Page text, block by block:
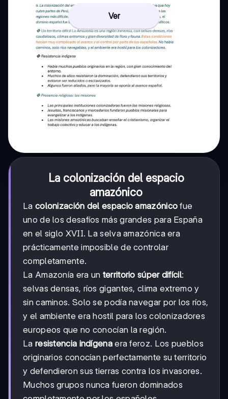
Ver
La colonización del espacio
amazónico
La colonización del espacio amazónico fue
uno de los desafíos más grandes para España
en el siglo XVII. La selva amazónica era
prácticamente imposible de controlar
completamente.
La Amazonía era un territorio súper difícil:
selvas densas, ríos gigantes, clima extremo y
sin caminos. Solo se podía navegar por los ríos,
y el ambiente era hostil para los colonizadores
europeos que no conocían la región.
La resistencia indígenaera feroz. Los pueblos
originarios conocían perfectamente su territorio
y defendieron sus tierras contra los invasores.
Muchos grupos nunca fueron dominados